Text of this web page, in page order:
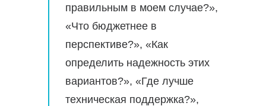
правильным в моем случае?»,
«Что бюджетнее в
перспективе?», «Как
определить надежность этих
вариантов?», «Где лучше
техническая поддержка?»,